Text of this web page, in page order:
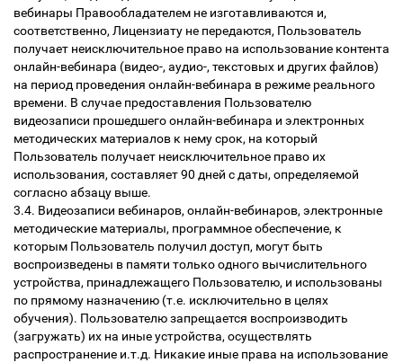
вебинары Правообладателем не изготавливаются и,
соответственно, Лицензиату не передаются, Пользователь
получает неисключительное право на использование контента
онлайн-вебинара (видео-, аудио-, текстовых и других файлов)
на период проведения онлайн-вебинара в режиме реального
времени. В случае предоставления Пользователю
видеозаписи прошедшего онлайн-вебинара и электронных
методических материалов к нему срок, на который
Пользователь получает неисключительное право их
использования, составляет 90 дней с даты, определяемой
согласно абзацу выше.
3.4. Видеозаписи вебинаров, онлайн-вебинаров, электронные
методические материалы, программное обеспечение, к
которым Пользователь получил доступ, могут быть
воспроизведены в памяти только одного вычислительного
устройства, принадлежащего Пользователю, и использованы
по прямому назначению (т.е. исключительно в целях
обучения). Пользователю запрещается воспроизводить
(загружать) их на иные устройства, осуществлять
распространение и.т.д. Никакие иные права на использование